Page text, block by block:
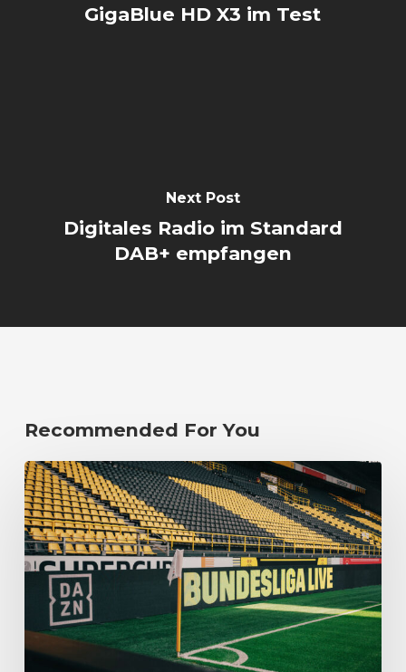
GigaBlue HD X3 im Test
Next Post
Digitales Radio im Standard
DAB+ empfangen
Recommended For You